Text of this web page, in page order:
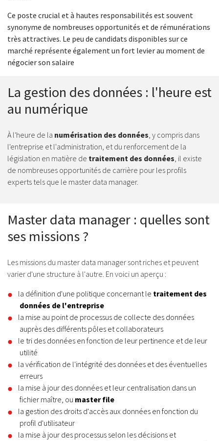
Ce poste crucial et à hautes responsabilités est souvent
synonyme de nombreuses opportunités et de rémunérations
très attractives. Le peu de candidats disponibles sur ce
marché représente également un fort levier au moment de
négocier son salaire
La gestion des données : l'heure est
au numérique
À l'heure de la numérisation des données, y compris dans
l'entreprise et l'administration, et du renforcement de la
législation en matière de traitement des données, il existe
de nombreuses opportunités de carrière pour les profils
experts tels que le master data manager.
Master data manager : quelles sont
ses missions ?
Les missions du master data manager sont riches et peuvent
varier d'une structure à l'autre. En voici un aperçu :
la définition d'une politique concernant le traitement des
données de l'entreprise
la mise au point de processus de collecte des données
auprès des différents pôles et collaborateurs
le tri des données en fonction de leur pertinence et de leur
utilité
la vérification de l'intégrité des données et des éventuelles
erreurs
la mise à jour des données et leur centralisation dans un
fichier maître, ou master file
la gestion des droits d'accès aux données en fonction du
profil d'utilisateur
la mise à jour des processus selon les décisions et